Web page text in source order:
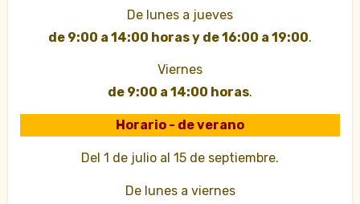
De lunes a jueves
de 9:00 a 14:00 horas y de 16:00 a 19:00.
Viernes
de 9:00 a 14:00 horas.
Horario - de verano
Del 1 de julio al 15 de septiembre.
De lunes a viernes